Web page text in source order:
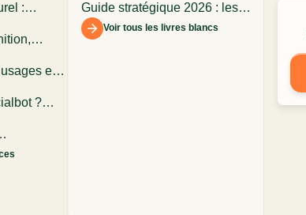
:
et
?
dans
Guide stratégique 2026 : les
assistants conversationnels
Voir tous les livres blancs